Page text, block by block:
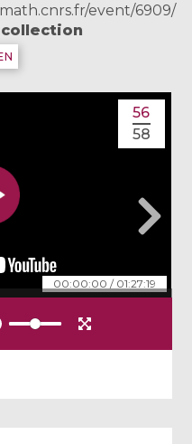
event/6909/
00:00:00 / 01:27:19
56
58